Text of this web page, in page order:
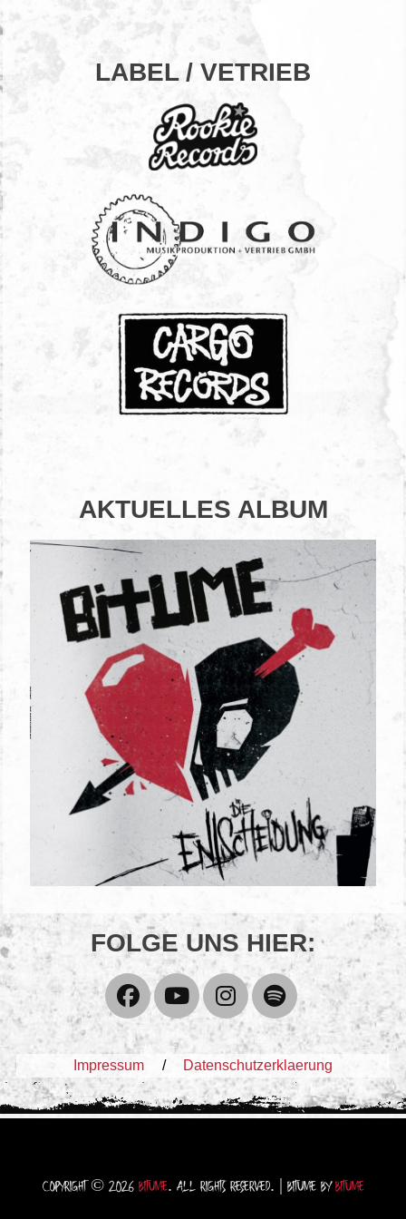
LABEL / VETRIEB
AKTUELLES ALBUM
FOLGE UNS HIER:
Facebook
YouTube
Instagram
Spotify
Impressum Datenschutzerklaerung
COPYRIGHT © 2026 BITUME. ALL RIGHTS RESERVED. | BITUME BYBITUME